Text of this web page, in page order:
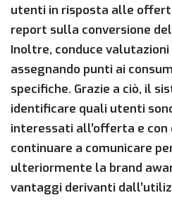
utenti in risposta alle
report sulla conversione
Inoltre, conduce
assegnando punti ai
specifiche. Grazie a ciò, il
identificare quali utenti
interessati all’offerta e con
continuare a comunicare
ulteriormente la brand
vantaggi derivanti